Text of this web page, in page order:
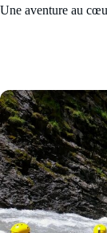
Une aventure au